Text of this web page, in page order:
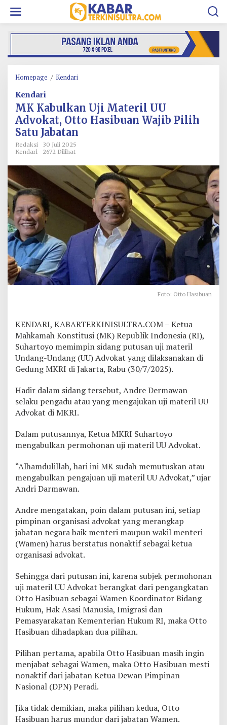
w
Homepage / Kendari
a
b
u
U
i
M
r
d
a
t
O
t
t
H
s
i
u
a
a
j
i
l
i
h
S
u
J
a
b
a
t
a
Kendari
MK Kabulkan Uji Materil UU
Advokat, Otto Hasibuan Wajib Pilih
Satu Jabatan
Redaksi
30 Juli 2025
Kendari
2672 Dilihat
Foto: Otto Hasibuan
KENDARI, KABARTERKINISULTRA.COM – Ketua
Mahkamah Konstitusi (MK) Republik Indonesia (RI),
Suhartoyo memimpin sidang putusan uji materil
Undang-Undang (UU) Advokat yang dilaksanakan di
Gedung MKRI di Jakarta, Rabu (30/7/2025).
Hadir dalam sidang tersebut, Andre Dermawan
selaku pengadu atau yang mengajukan uji materil UU
Advokat di MKRI.
Dalam putusannya, Ketua MKRI Suhartoyo
mengabulkan permohonan uji materil UU Advokat.
“Alhamdulillah, hari ini MK sudah memutuskan atau
mengabulkan pengajuan uji materil UU Advokat,” ujar
Andri Darmawan.
Andre mengatakan, poin dalam putusan ini, setiap
pimpinan organisasi advokat yang merangkap
jabatan negara baik menteri maupun wakil menteri
(Wamen) harus berstatus nonaktif sebagai ketua
organisasi advokat.
Sehingga dari putusan ini, karena subjek permohonan
uji materil UU Advokat berangkat dari pengangkatan
Otto Hasibuan sebagai Wamen Koordinator Bidang
Hukum, Hak Asasi Manusia, Imigrasi dan
Pemasyarakatan Kementerian Hukum RI, maka Otto
Hasibuan dihadapkan dua pilihan.
Pilihan pertama, apabila Otto Hasibuan masih ingin
menjabat sebagai Wamen, maka Otto Hasibuan mesti
nonaktif dari jabatan Ketua Dewan Pimpinan
Nasional (DPN) Peradi.
Jika tidak demikian, maka pilihan kedua, Otto
Hasibuan harus mundur dari jabatan Wamen.